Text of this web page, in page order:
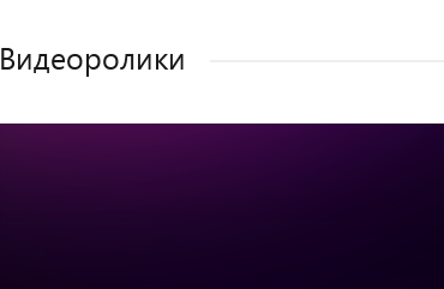
Видеоролики